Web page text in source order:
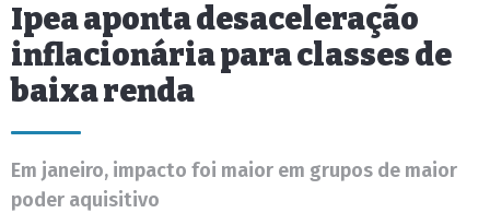
Ipea aponta desaceleração
inflacionária para classes de
baixa renda
Em janeiro, impacto foi maior em grupos de maior
poder aquisitivo